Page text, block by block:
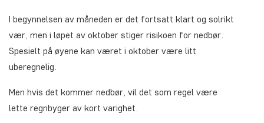
I begynnelsen av måneden er det fortsatt klart og solrikt
vær, men i løpet av oktober stiger risikoen for nedbør.
Spesielt på øyene kan været i oktober være litt
uberegnelig.
Men hvis det kommer nedbør, vil det som regel være
lette regnbyger av kort varighet.